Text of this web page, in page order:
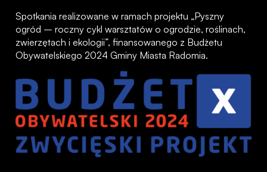
Spotkania realizowane w ramach projektu „Pyszny
ogród – roczny cykl warsztatów o ogrodzie, roślinach,
zwierzętach i ekologii”, finansowanego z Budżetu
Obywatelskiego 2024 Gminy Miasta Radomia.